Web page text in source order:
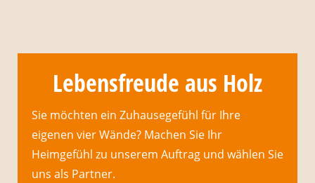
Lebensfreude aus Holz
Sie möchten ein Zuhausegefühl für Ihre
eigenen vier Wände? Machen Sie Ihr
Heimgefühl zu unserem Auftrag und wählen Sie
uns als Partner.